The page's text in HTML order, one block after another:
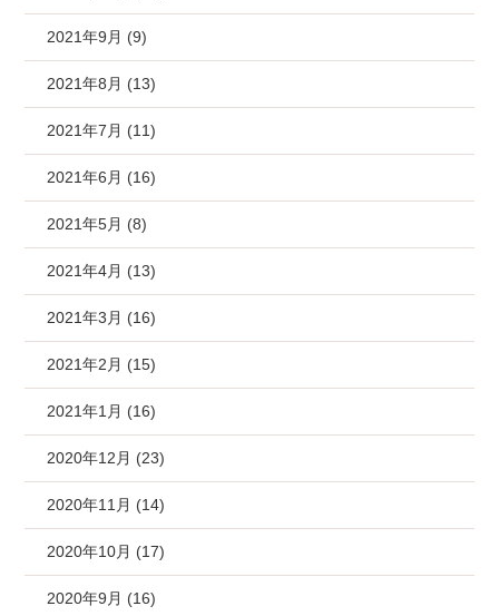
2021年9月 (9)
2021年8月 (13)
2021年7月 (11)
2021年6月 (16)
2021年5月 (8)
2021年4月 (13)
2021年3月 (16)
2021年2月 (15)
2021年1月 (16)
2020年12月 (23)
2020年11月 (14)
2020年10月 (17)
2020年9月 (16)